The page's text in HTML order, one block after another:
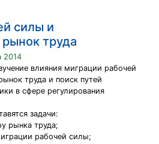
силы и
труда
2014
влияния миграции рабочей
труда и поиск путей
в сфере регулирования
задачи:
рынка труда;
рабочей силы;